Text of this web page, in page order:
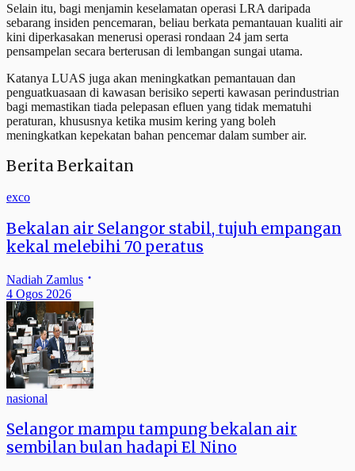
Selain itu, bagi menjamin keselamatan operasi LRA daripada
sebarang insiden pencemaran, beliau berkata pemantauan kualiti air
kini diperkasakan menerusi operasi rondaan 24 jam serta
pensampelan secara berterusan di lembangan sungai utama.
Katanya LUAS juga akan meningkatkan pemantauan dan
penguatkuasaan di kawasan berisiko seperti kawasan perindustrian
bagi memastikan tiada pelepasan efluen yang tidak mematuhi
peraturan, khususnya ketika musim kering yang boleh
meningkatkan kepekatan bahan pencemar dalam sumber air.
Berita Berkaitan
exco
Bekalan air Selangor stabil, tujuh empangan
kekal melebihi 70 peratus
Nadiah Zamlus
4 Ogos 2026
nasional
Selangor mampu tampung bekalan air
sembilan bulan hadapi El Nino